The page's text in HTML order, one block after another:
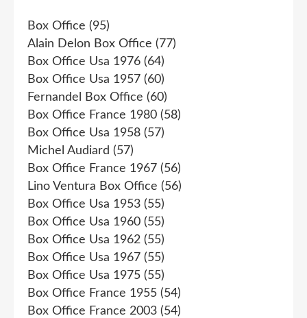
Box Office (95)
Alain Delon Box Office (77)
Box Office Usa 1976 (64)
Box Office Usa 1957 (60)
Fernandel Box Office (60)
Box Office France 1980 (58)
Box Office Usa 1958 (57)
Michel Audiard (57)
Box Office France 1967 (56)
Lino Ventura Box Office (56)
Box Office Usa 1953 (55)
Box Office Usa 1960 (55)
Box Office Usa 1962 (55)
Box Office Usa 1967 (55)
Box Office Usa 1975 (55)
Box Office France 1955 (54)
Box Office France 2003 (54)